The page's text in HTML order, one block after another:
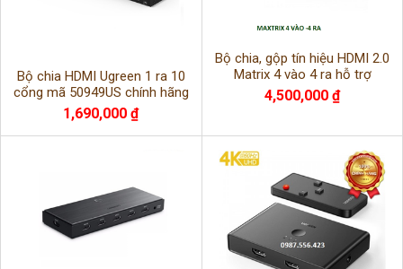
Bộ chia HDMI Ugreen 1 ra 10
cổng mã 50949US chính hãng
cao cấp
1,690,000 ₫
Bộ chia, gộp tín hiệu HDMI 2.0
Matrix 4 vào 4 ra hỗ trợ
4K@60Hz Ugreen 70436 cao cấp
4,500,000 ₫